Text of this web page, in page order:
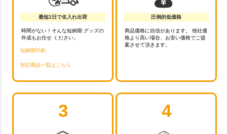
最短2日で名入れ出荷
時間がない！そんな短納期 グッズの
作成もお任せ ください。
短納期印刷
対応商品一覧はこちら
圧倒的低価格
商品価格に自信があります。 他社価
格より高い場合、お安い価格でご提
案させて頂きます。
3 4